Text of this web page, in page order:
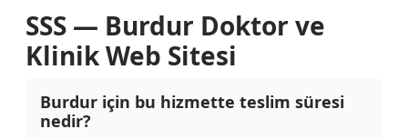
SSS — Burdur Doktor ve
Klinik Web Sitesi
Burdur için bu hizmette teslim süresi
nedir?